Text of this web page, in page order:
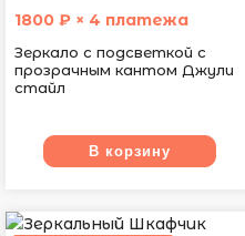
1800 ₽ × 4 платежа
Зеркало с подсветкой с
прозрачным кантом Джули
стайл
В корзину